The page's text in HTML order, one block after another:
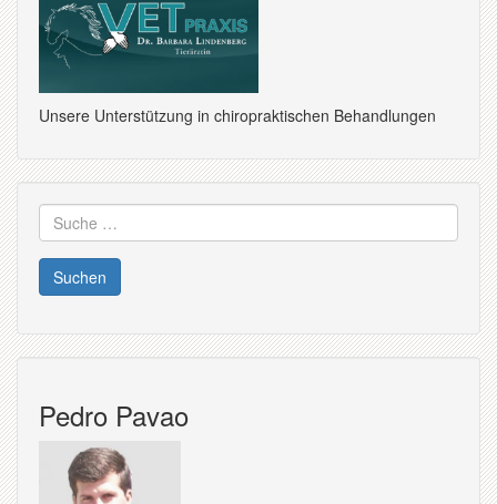
Unsere Unterstützung in chiropraktischen Behandlungen
Suche
nach:
Pedro Pavao